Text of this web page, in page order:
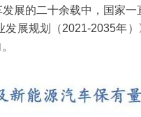
展的二十余载中，国家
展规划（2021-2035年）